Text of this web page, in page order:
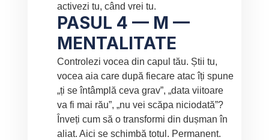
activezi tu, când vrei tu.
PASUL 4 — M —
MENTALITATE
Controlezi vocea din capul tău. Știi tu,
vocea aia care după fiecare atac îți spune
„ți se întâmplă ceva grav”, „data viitoare
va fi mai rău”, „nu vei scăpa niciodată”?
Înveți cum să o transformi din dușman în
aliat. Aici se schimbă totul. Permanent.